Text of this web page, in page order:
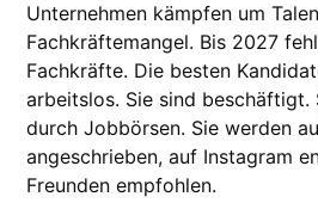
Unternehmen kämpfen um
Fachkräftemangel. Bis 2027
Fachkräfte. Die besten
arbeitslos. Sie sind beschäftigt.
durch Jobbörsen. Sie werden
angeschrieben, auf Instagram
Freunden empfohlen.